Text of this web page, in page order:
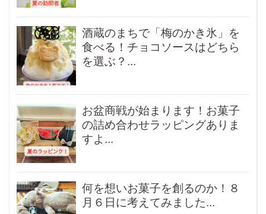
酒蔵のまちで「梅のかき氷」を
食べる！チョコソースはどちら
を選ぶ？...
お盆商戦が始まります！お菓子
の詰め合わせラッピングありま
すよ...
何を想いお菓子を創るのか！８
月６日に考えてみました...